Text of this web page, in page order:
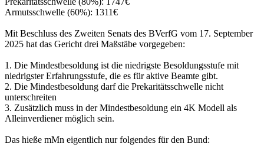
Armutsschwelle (60%): 1311€
Mit Beschluss des Zweiten Senats des BVerfG vom 17. September
2025 hat das Gericht drei Maßstäbe vorgegeben:
1. Die Mindestbesoldung ist die niedrigste Besoldungsstufe mit
niedrigster Erfahrungsstufe, die es für aktive Beamte gibt.
2. Die Mindestbesoldung darf die Prekaritätsschwelle nicht
unterschreiten
3. Zusätzlich muss in der Mindestbesoldung ein 4K Modell als
Alleinverdiener möglich sein.
Das hieße mMn eigentlich nur folgendes für den Bund: